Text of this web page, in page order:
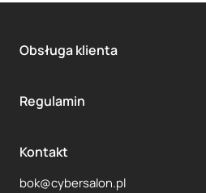
Obsługa klienta
Regulamin
Kontakt
bok@cybersalon.pl